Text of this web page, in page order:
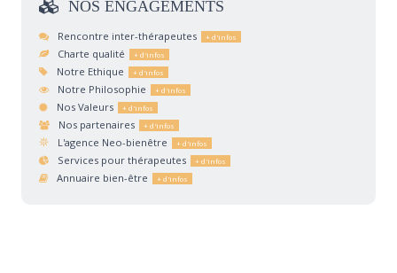
NOS ENGAGEMENTS
Rencontre inter-thérapeutes
Charte qualité
Notre Ethique
Notre Philosophie
Nos Valeurs
Nos partenaires
L'agence Neo-bienêtre
Services pour thérapeutes
Annuaire bien-être